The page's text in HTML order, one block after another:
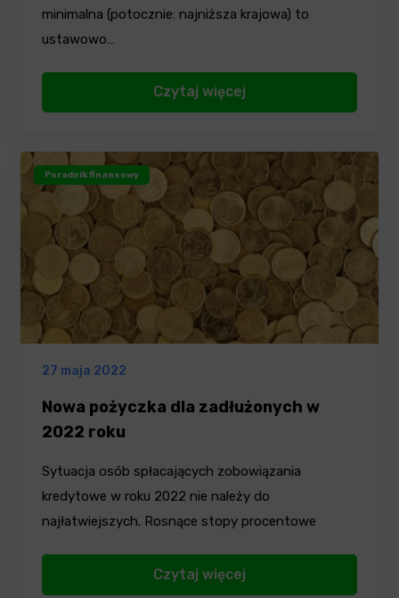
minimalna (potocznie: najniższa krajowa) to
ustawowo…
Czytaj więcej
Poradnik finansowy
27 maja 2022
Nowa pożyczka dla zadłużonych w
2022 roku
Sytuacja osób spłacających zobowiązania
kredytowe w roku 2022 nie należy do
najłatwiejszych. Rosnące stopy procentowe
Czytaj więcej